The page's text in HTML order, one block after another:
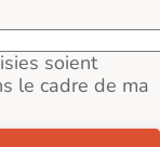
soient
le cadre de ma